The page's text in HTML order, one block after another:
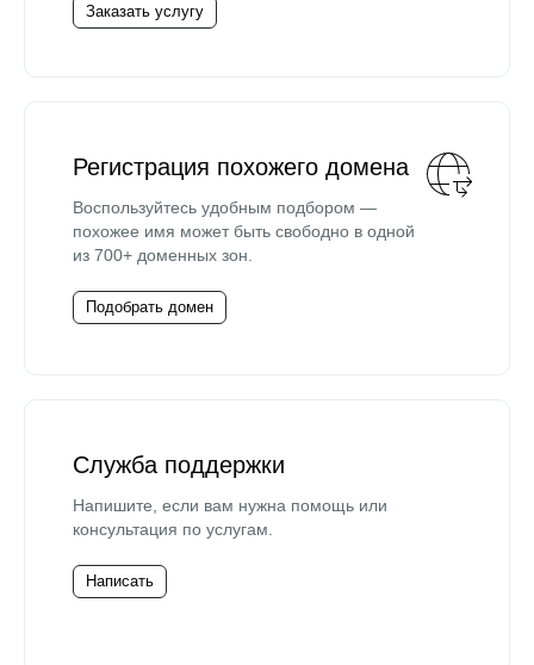
Заказать услугу
Регистрация похожего домена
Воспользуйтесь удобным подбором —
похожее имя может быть свободно в одной
из 700+ доменных зон.
Подобрать домен
Служба поддержки
Напишите, если вам нужна помощь или
консультация по услугам.
Написать